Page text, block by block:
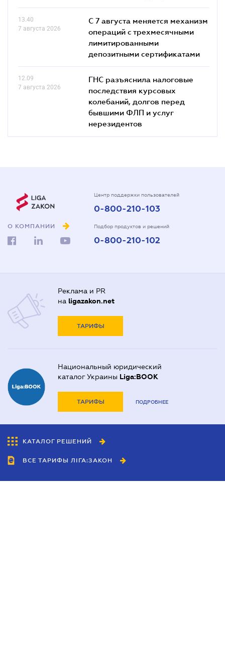
13.40
7 августа 2026
С 7 августа меняется механизм
операций с трехмесячными
лимитированными
депозитными сертификатами
12.09
7 августа 2026
ГНС разъяснила налоговые
последствия курсовых
колебаний, долгов перед
бывшими ФЛП и услуг
нерезидентов
О КОМПАНИИ
Центр поддержки пользователей
0-800-210-103
Подбор продуктов и решений
0-800-210-102
Реклама и PR
на ligazakon.net
ТАРИФЫ
Национальный юридический
каталог Украины Liga:BOOK
ТАРИФЫ ПОДРОБНЕЕ
КАТАЛОГ РЕШЕНИЙ
ВСЕ ТАРИФЫ ЛІГА:ЗАКОН